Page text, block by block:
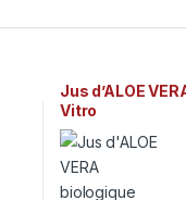
Jus d’ALOE
Vitro